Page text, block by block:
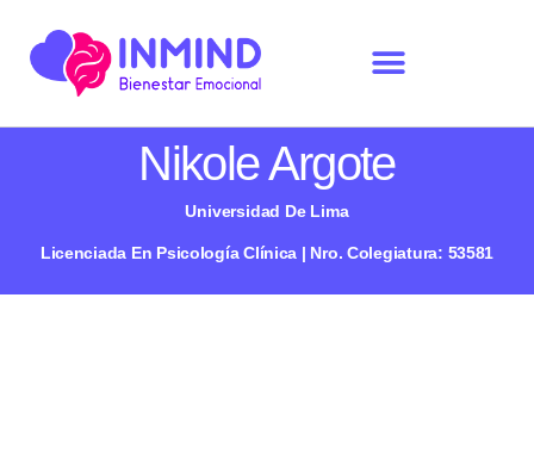
Nikole Argote
Universidad De Lima
Licenciada En Psicología Clínica | Nro. Colegiatura: 53581